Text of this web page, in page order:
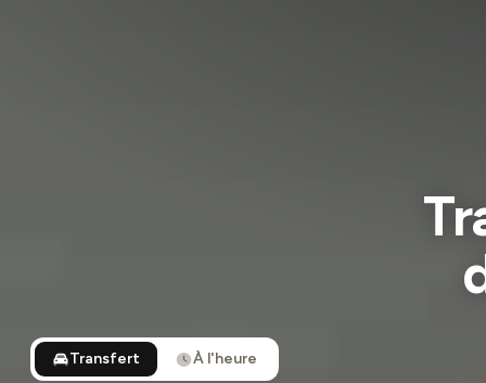
Transfert À l'heure